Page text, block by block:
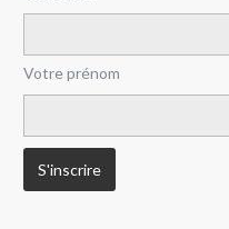
Votre prénom